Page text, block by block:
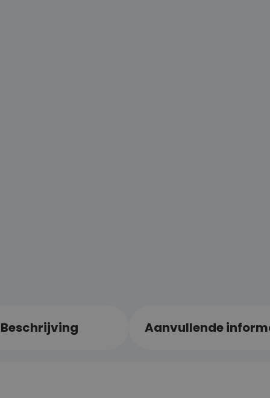
Beschrijving Aanvullende